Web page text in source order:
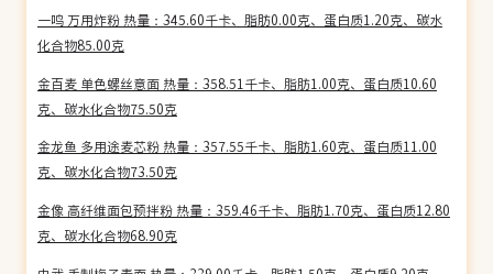
一鸣 万用炸粉 热量：345.60千卡、脂肪0.00克、蛋白质1.20克、碳水
化合物85.00克
金百麦 单色螺丝意面 热量：358.51千卡、脂肪1.00克、蛋白质10.60
克、碳水化合物75.50克
金龙鱼 多用途麦芯粉 热量：357.55千卡、脂肪1.60克、蛋白质11.00
克、碳水化合物73.50克
金像 高纤维面包预拌粉 热量：359.46千卡、脂肪1.70克、蛋白质12.80
克、碳水化合物68.90克